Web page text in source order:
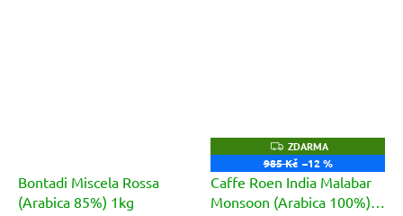
Bontadi Miscela Rossa
(Arabica 85%) 1kg
Z
D
A
M
A
ZDARMA
985 Kč –12 %
Caffe Roen India Malabar
Monsoon (Arabica 100%)